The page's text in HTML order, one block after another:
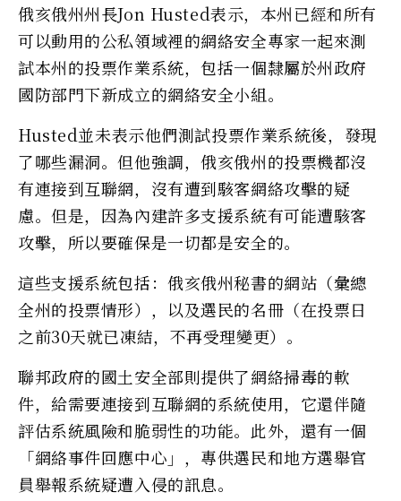
俄亥俄州州長Jon Husted表示，本州已經和所有
可以動用的公私領域裡的網絡安全專家一起來測
試本州的投票作業系統，包括一個隸屬於州政府
國防部門下新成立的網絡安全小組。
Husted並未表示他們測試投票作業系統後，發現
了哪些漏洞。但他強調，俄亥俄州的投票機都沒
有連接到互聯網，沒有遭到駭客網絡攻擊的疑
慮。但是，因為內建許多支援系統有可能遭駭客
攻擊，所以要確保是一切都是安全的。
這些支援系統包括：俄亥俄州秘書的網站（彙總
全州的投票情形），以及選民的名冊（在投票日
之前30天就已凍結，不再受理變更）。
聯邦政府的國土安全部則提供了網絡掃毒的軟
件，給需要連接到互聯網的系統使用，它還伴隨
評估系統風險和脆弱性的功能。此外，還有一個
「網絡事件回應中心」，專供選民和地方選舉官
員舉報系統疑遭入侵的訊息。